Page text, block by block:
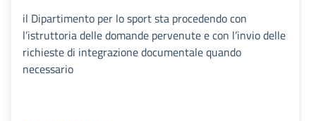
il Dipartimento per lo sport sta procedendo con
l’istruttoria delle domande pervenute e con l’invio delle
richieste di integrazione documentale quando
necessario